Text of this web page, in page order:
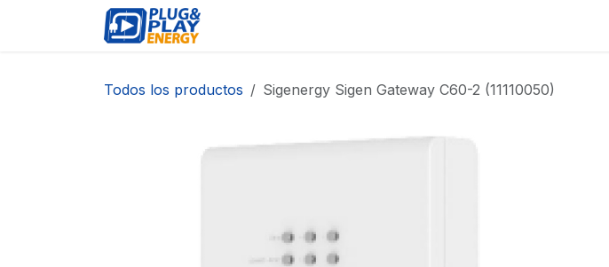
Todos los productos Sigenergy Sigen Gateway C60-2 (11110050)